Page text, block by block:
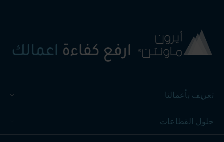
تعريف بأعمالنا
حلول القطاعات